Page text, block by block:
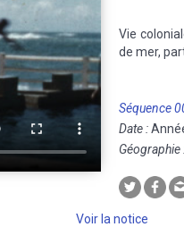
Vie
de mer,
Séquence
Date :
Géographie
Voir la notice